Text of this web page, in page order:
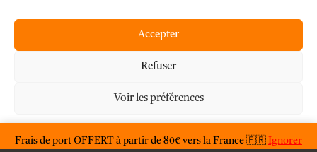
Accepter
Refuser
Voir les préférences
Frais de port OFFERT à partir de 80€ vers la France 🇫🇷 Ignorer
Modèles